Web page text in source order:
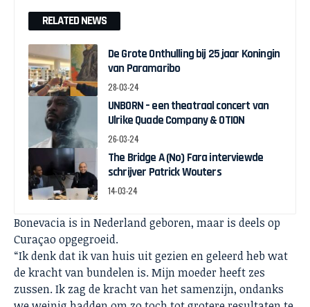
RELATED NEWS
De Grote Onthulling bij 25 jaar Koningin
van Paramaribo
28-03-24
UNBORN – een theatraal concert van
Ulrike Quade Company & OTION
26-03-24
The Bridge A (No) Fara interviewde
schrijver Patrick Wouters
14-03-24
Bonevacia is in Nederland geboren, maar is deels op
Curaçao opgegroeid.
“Ik denk dat ik van huis uit gezien en geleerd heb wat
de kracht van bundelen is. Mijn moeder heeft zes
zussen. Ik zag de kracht van het samenzijn, ondanks